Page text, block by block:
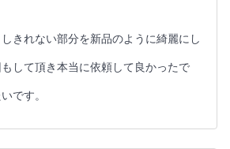
きれない部分を新品のように綺麗にし
して頂き本当に依頼して良かったで
です。